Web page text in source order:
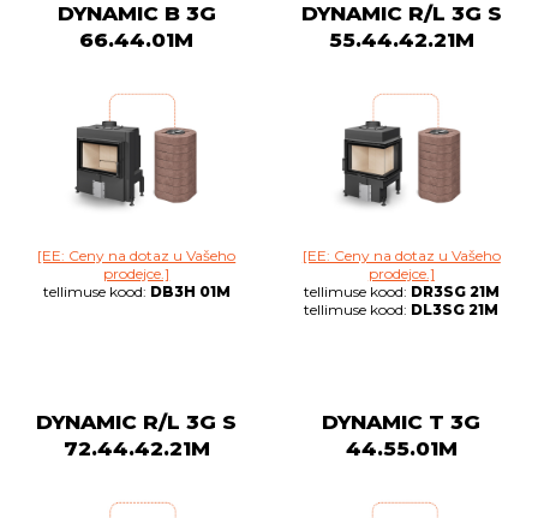
DYNAMIC B 3G
66.44.01M
[EE: Ceny na dotaz u Vašeho
prodejce.]
tellimuse kood: DB3H 01M
DYNAMIC R/L 3G S
55.44.42.21M
[EE: Ceny na dotaz u Vašeho
prodejce.]
tellimuse kood: DR3SG 21M
tellimuse kood: DL3SG 21M
DYNAMIC R/L 3G S
72.44.42.21M
DYNAMIC T 3G
44.55.01M